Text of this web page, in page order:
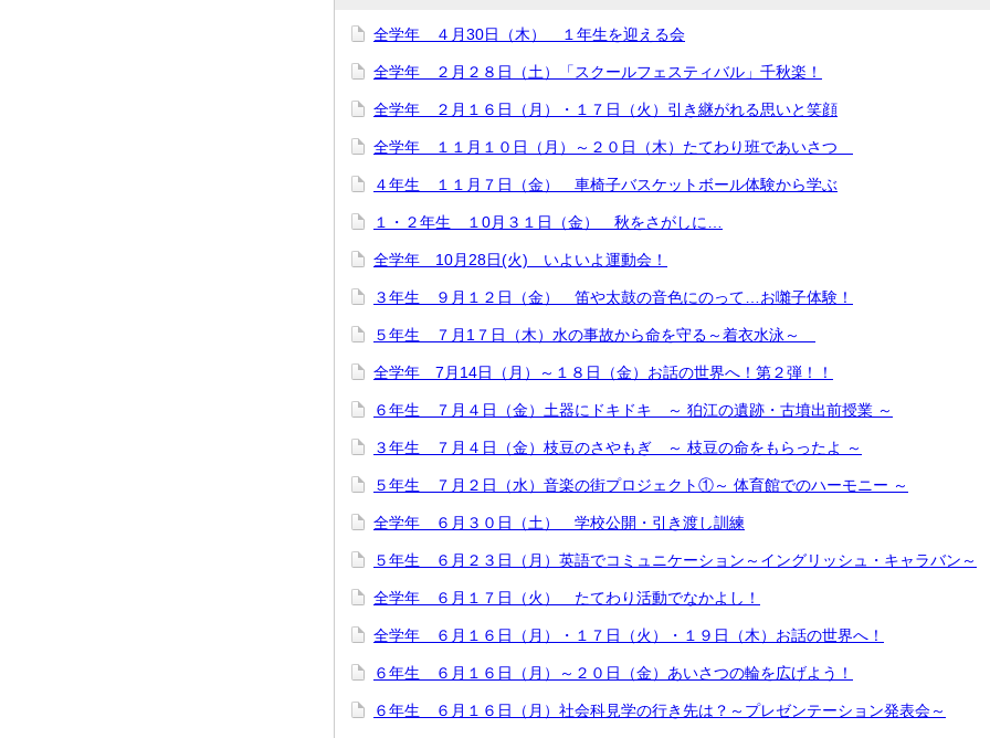
全学年 ４月30日（木） １年生を迎える会
全学年 ２月２８日（土）「スクールフェスティバル」千秋楽！
全学年 ２月１６日（月）・１７日（火）引き継がれる思いと笑顔
全学年 １１月１０日（月）～２０日（木）たてわり班であいさつ
４年生 １１月７日（金） 車椅子バスケットボール体験から学ぶ
１・２年生 １0月３１日（金） 秋をさがしに…
全学年 10月28日(火) いよいよ運動会！
３年生 ９月１２日（金） 笛や太鼓の音色にのって…お囃子体験！
５年生 ７月1７日（木）水の事故から命を守る～着衣水泳～
全学年 7月14日（月）～１８日（金）お話の世界へ！第２弾！！
６年生 ７月４日（金）土器にドキドキ ～ 狛江の遺跡・古墳出前授業 ～
３年生 ７月４日（金）枝豆のさやもぎ ～ 枝豆の命をもらったよ ～
５年生 ７月２日（水）音楽の街プロジェクト①～ 体育館でのハーモニー ～
全学年 ６月３０日（土） 学校公開・引き渡し訓練
５年生 ６月２３日（月）英語でコミュニケーション～イングリッシュ・キャラバン～
全学年 ６月１７日（火） たてわり活動でなかよし！
全学年 ６月１６日（月）・１７日（火）・１９日（木）お話の世界へ！
６年生 ６月１６日（月）～２０日（金）あいさつの輪を広げよう！
６年生 ６月１６日（月）社会科見学の行き先は？～プレゼンテーション発表会～